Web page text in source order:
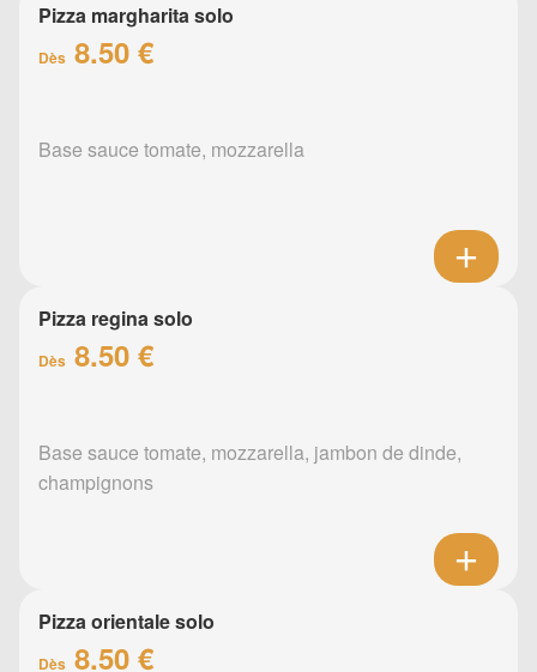
Pizza margharita solo
Dès 8.50 €
Base sauce tomate, mozzarella
Pizza regina solo
Dès 8.50 €
Base sauce tomate, mozzarella, jambon de dinde,
champignons
Pizza orientale solo
Dès 8.50 €